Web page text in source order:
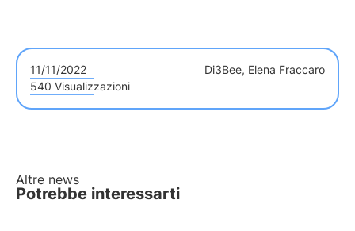
11/11/2022 Di3Bee, Elena Fraccaro
540 Visualizzazioni
Altre news
Potrebbe interessarti